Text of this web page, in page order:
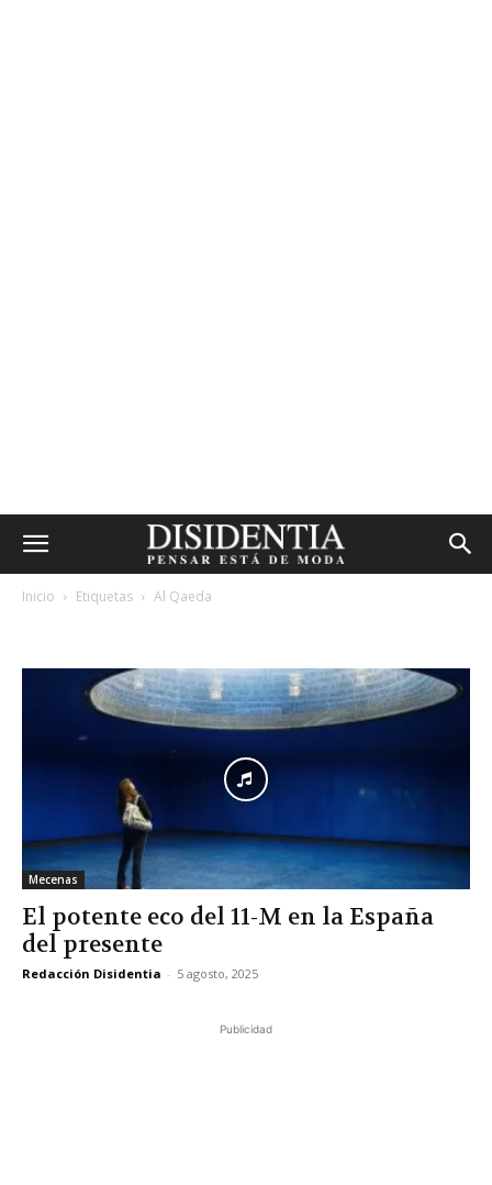
Inicio Etiquetas Al Qaeda
Mecenas
El potente eco del 11-M en la España
del presente
Redacción Disidentia - 5 agosto, 2025
Publicidad